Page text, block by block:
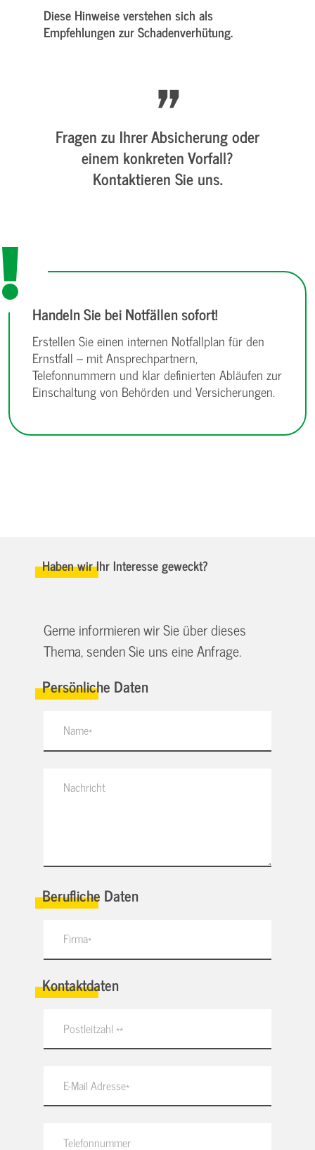
Diese Hinweise verstehen sich als
Empfehlungen zur Schadenverhütung.
Fragen zu Ihrer Absicherung oder
einem konkreten Vorfall?
Kontaktieren Sie uns.
Handeln Sie bei Notfällen sofort!
Erstellen Sie einen internen Notfallplan für den
Ernstfall – mit Ansprechpartnern,
Telefonnummern und klar definierten Abläufen zur
Einschaltung von Behörden und Versicherungen.
Haben wir Ihr Interesse geweckt?
Gerne informieren wir Sie über dieses
Thema, senden Sie uns eine Anfrage.
Persönliche Daten
Berufliche Daten
Kontaktdaten